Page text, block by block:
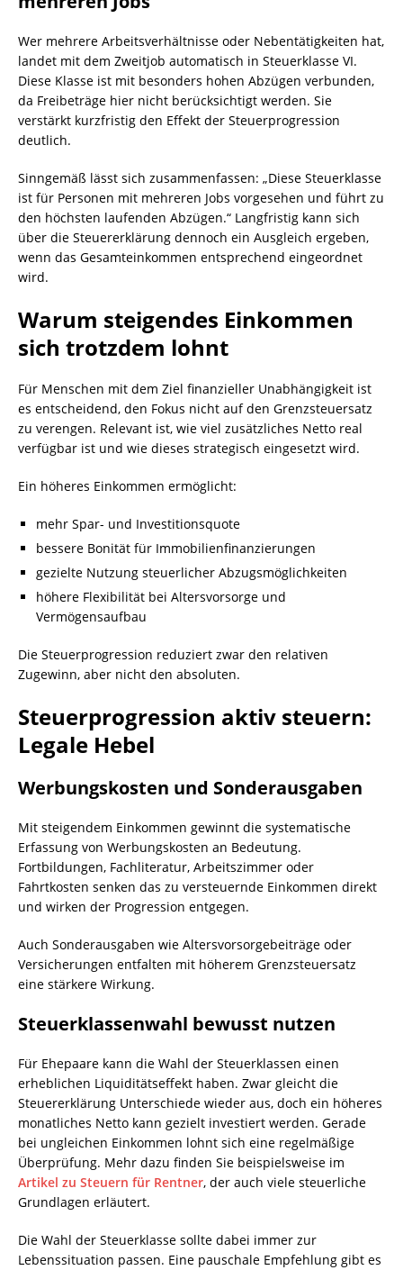
Wer mehrere Arbeitsverhältnisse oder Nebentätigkeiten hat,
landet mit dem Zweitjob automatisch in Steuerklasse VI.
Diese Klasse ist mit besonders hohen Abzügen verbunden,
da Freibeträge hier nicht berücksichtigt werden. Sie
verstärkt kurzfristig den Effekt der Steuerprogression
deutlich.
Sinngemäß lässt sich zusammenfassen: „Diese Steuerklasse
ist für Personen mit mehreren Jobs vorgesehen und führt zu
den höchsten laufenden Abzügen.“ Langfristig kann sich
über die Steuererklärung dennoch ein Ausgleich ergeben,
wenn das Gesamteinkommen entsprechend eingeordnet
wird.
Warum steigendes Einkommen
sich trotzdem lohnt
Für Menschen mit dem Ziel finanzieller Unabhängigkeit ist
es entscheidend, den Fokus nicht auf den Grenzsteuersatz
zu verengen. Relevant ist, wie viel zusätzliches Netto real
verfügbar ist und wie dieses strategisch eingesetzt wird.
Ein höheres Einkommen ermöglicht:
mehr Spar- und Investitionsquote
bessere Bonität für Immobilienfinanzierungen
gezielte Nutzung steuerlicher Abzugsmöglichkeiten
höhere Flexibilität bei Altersvorsorge und
Vermögensaufbau
Die Steuerprogression reduziert zwar den relativen
Zugewinn, aber nicht den absoluten.
Steuerprogression aktiv steuern:
Legale Hebel
Werbungskosten und Sonderausgaben
Mit steigendem Einkommen gewinnt die systematische
Erfassung von Werbungskosten an Bedeutung.
Fortbildungen, Fachliteratur, Arbeitszimmer oder
Fahrtkosten senken das zu versteuernde Einkommen direkt
und wirken der Progression entgegen.
Auch Sonderausgaben wie Altersvorsorgebeiträge oder
Versicherungen entfalten mit höherem Grenzsteuersatz
eine stärkere Wirkung.
Steuerklassenwahl bewusst nutzen
Für Ehepaare kann die Wahl der Steuerklassen einen
erheblichen Liquiditätseffekt haben. Zwar gleicht die
Steuererklärung Unterschiede wieder aus, doch ein höheres
monatliches Netto kann gezielt investiert werden. Gerade
bei ungleichen Einkommen lohnt sich eine regelmäßige
Überprüfung. Mehr dazu finden Sie beispielsweise im
Artikel zu Steuern für Rentner, der auch viele steuerliche
Grundlagen erläutert.
Die Wahl der Steuerklasse sollte dabei immer zur
Lebenssituation passen. Eine pauschale Empfehlung gibt es